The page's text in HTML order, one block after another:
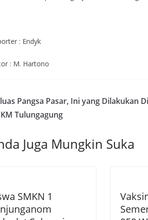
: Endyk
: M. Hartono
Pangsa Pasar, Ini yang Dilakukan
Tulungagung
Juga Mungkin Suka
SMKN 1